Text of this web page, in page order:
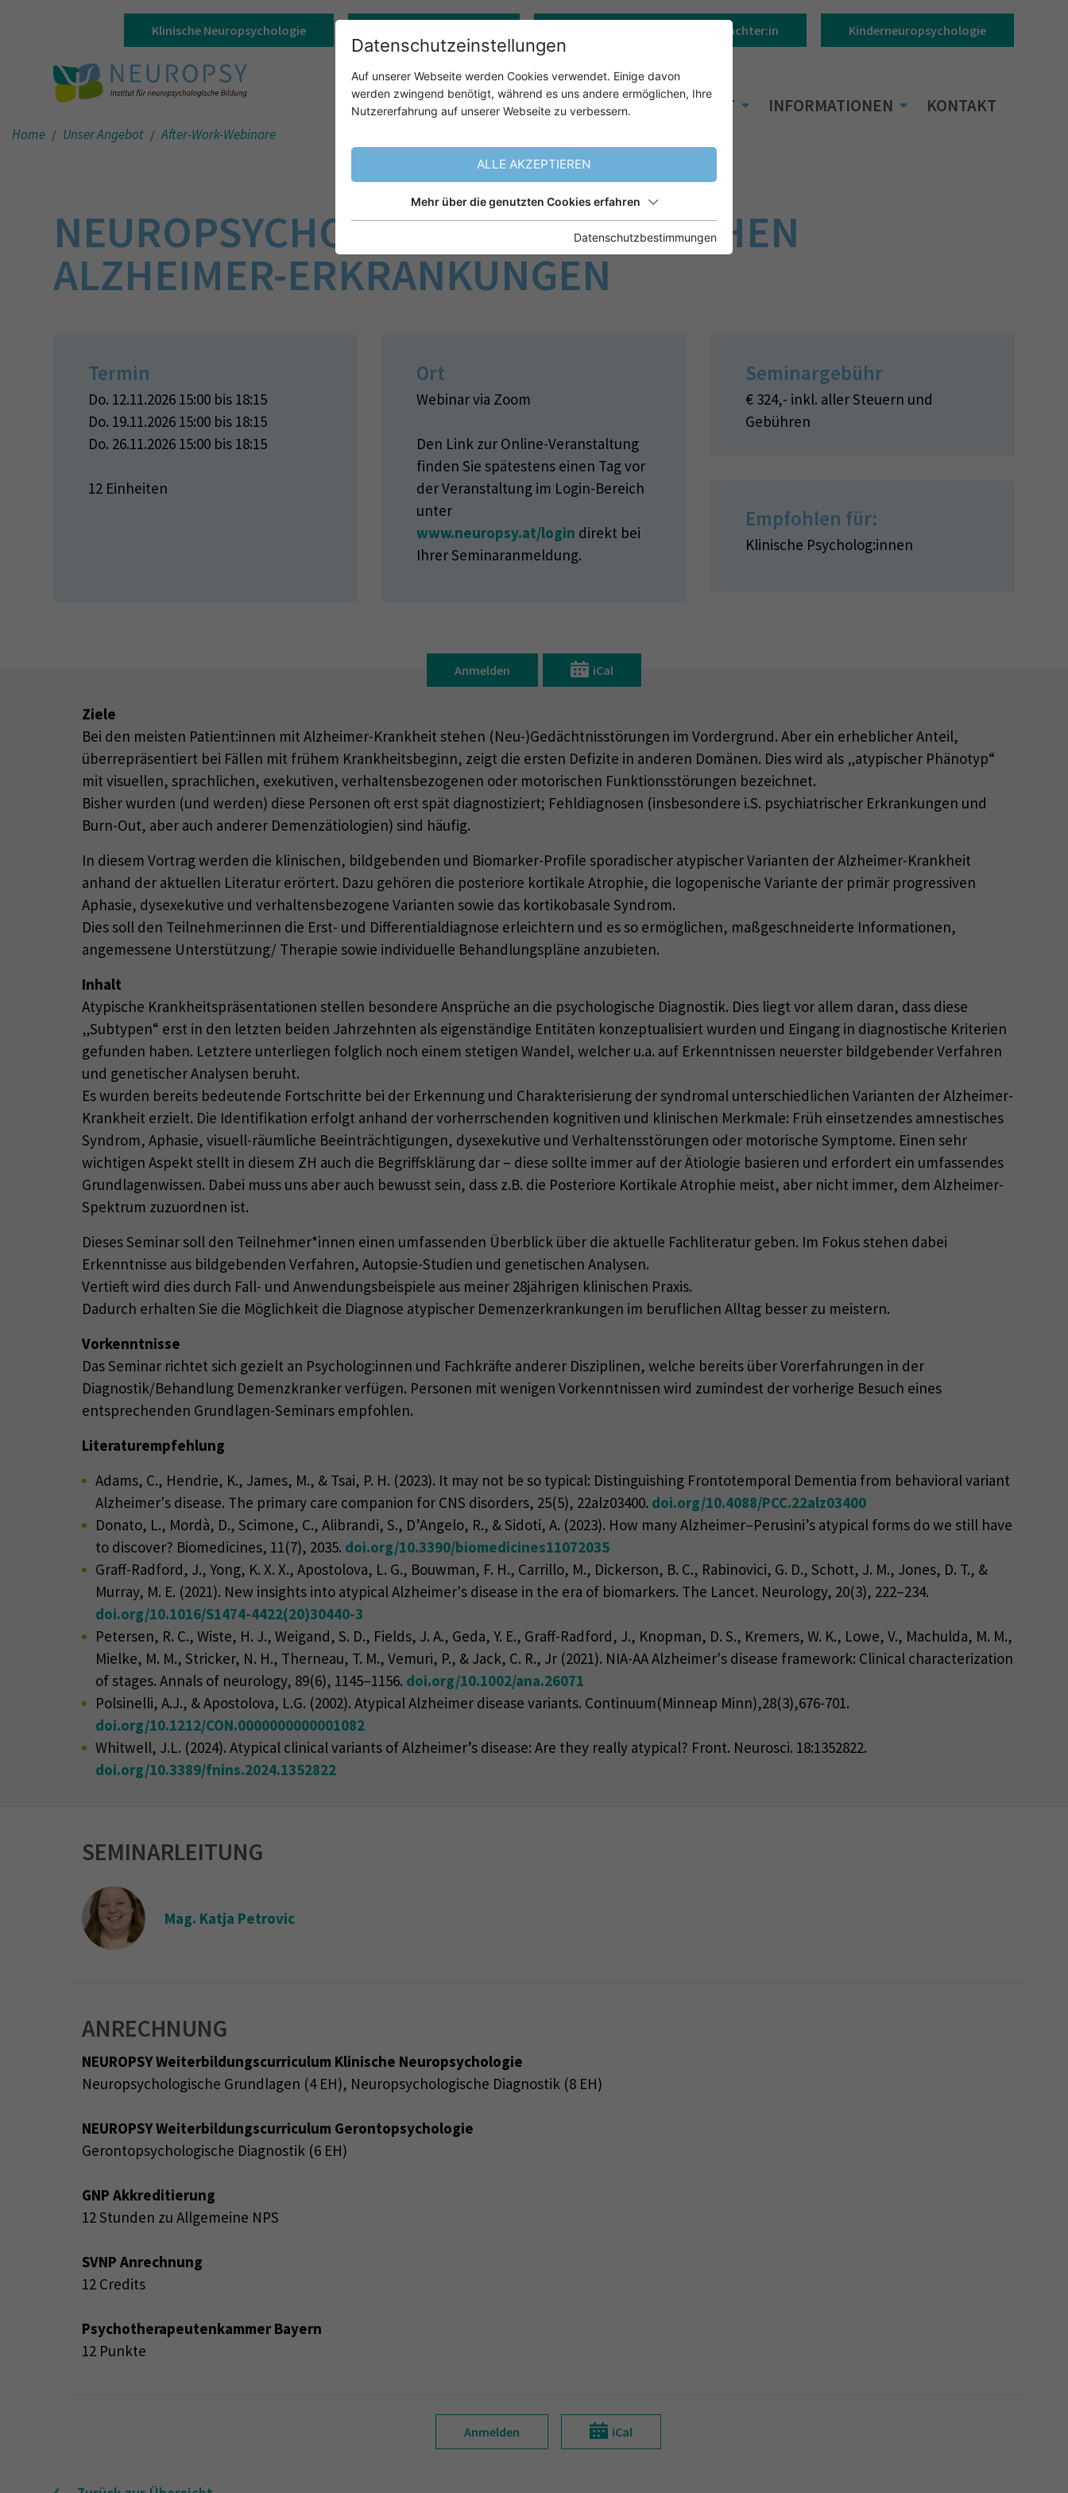
Home Unser Angebot After-Work-Webinare
NEUROPSYCHOLOGIE DER ATYPISCHEN
ALZHEIMER-ERKRANKUNGEN
Termin
Do. 12.11.2026 15:00 bis 18:15
Do. 19.11.2026 15:00 bis 18:15
Do. 26.11.2026 15:00 bis 18:15
12 Einheiten
Ort
Webinar via Zoom
Den Link zur Online-Veranstaltung
finden Sie spätestens einen Tag vor
der Veranstaltung im Login-Bereich
unter
www.neuropsy.at/login direkt bei
Ihrer Seminaranmeldung.
Seminargebühr
€ 324,- inkl. aller Steuern und
Gebühren
Empfohlen für:
Klinische Psycholog:innen
Anmelden iCal
Ziele
Bei den meisten Patient:innen mit Alzheimer-Krankheit stehen (Neu-)Gedächtnisstörungen im Vordergrund. Aber ein erheblicher Anteil,
überrepräsentiert bei Fällen mit frühem Krankheitsbeginn, zeigt die ersten Defizite in anderen Domänen. Dies wird als „atypischer Phänotyp“
mit visuellen, sprachlichen, exekutiven, verhaltensbezogenen oder motorischen Funktionsstörungen bezeichnet.
Bisher wurden (und werden) diese Personen oft erst spät diagnostiziert; Fehldiagnosen (insbesondere i.S. psychiatrischer Erkrankungen und
Burn-Out, aber auch anderer Demenzätiologien) sind häufig.
In diesem Vortrag werden die klinischen, bildgebenden und Biomarker-Profile sporadischer atypischer Varianten der Alzheimer-Krankheit
anhand der aktuellen Literatur erörtert. Dazu gehören die posteriore kortikale Atrophie, die logopenische Variante der primär progressiven
Aphasie, dysexekutive und verhaltensbezogene Varianten sowie das kortikobasale Syndrom.
Dies soll den Teilnehmer:innen die Erst- und Differentialdiagnose erleichtern und es so ermöglichen, maßgeschneiderte Informationen,
angemessene Unterstützung/ Therapie sowie individuelle Behandlungspläne anzubieten.
Inhalt
Atypische Krankheitspräsentationen stellen besondere Ansprüche an die psychologische Diagnostik. Dies liegt vor allem daran, dass diese
„Subtypen“ erst in den letzten beiden Jahrzehnten als eigenständige Entitäten konzeptualisiert wurden und Eingang in diagnostische Kriterien
gefunden haben. Letztere unterliegen folglich noch einem stetigen Wandel, welcher u.a. auf Erkenntnissen neuerster bildgebender Verfahren
und genetischer Analysen beruht.
Es wurden bereits bedeutende Fortschritte bei der Erkennung und Charakterisierung der syndromal unterschiedlichen Varianten der Alzheimer-
Krankheit erzielt. Die Identifikation erfolgt anhand der vorherrschenden kognitiven und klinischen Merkmale: Früh einsetzendes amnestisches
Syndrom, Aphasie, visuell-räumliche Beeinträchtigungen, dysexekutive und Verhaltensstörungen oder motorische Symptome. Einen sehr
wichtigen Aspekt stellt in diesem ZH auch die Begriffsklärung dar – diese sollte immer auf der Ätiologie basieren und erfordert ein umfassendes
Grundlagenwissen. Dabei muss uns aber auch bewusst sein, dass z.B. die Posteriore Kortikale Atrophie meist, aber nicht immer, dem Alzheimer-
Spektrum zuzuordnen ist.
Dieses Seminar soll den Teilnehmer*innen einen umfassenden Überblick über die aktuelle Fachliteratur geben. Im Fokus stehen dabei
Erkenntnisse aus bildgebenden Verfahren, Autopsie-Studien und genetischen Analysen.
Vertieft wird dies durch Fall- und Anwendungsbeispiele aus meiner 28jährigen klinischen Praxis.
Dadurch erhalten Sie die Möglichkeit die Diagnose atypischer Demenzerkrankungen im beruflichen Alltag besser zu meistern.
Vorkenntnisse
Das Seminar richtet sich gezielt an Psycholog:innen und Fachkräfte anderer Disziplinen, welche bereits über Vorerfahrungen in der
Diagnostik/Behandlung Demenzkranker verfügen. Personen mit wenigen Vorkenntnissen wird zumindest der vorherige Besuch eines
entsprechenden Grundlagen-Seminars empfohlen.
Literaturempfehlung
Adams, C., Hendrie, K., James, M., & Tsai, P. H. (2023). It may not be so typical: Distinguishing Frontotemporal Dementia from behavioral variant
Alzheimer's disease. The primary care companion for CNS disorders, 25(5), 22alz03400. doi.org/10.4088/PCC.22alz03400
Donato, L., Mordà, D., Scimone, C., Alibrandi, S., D’Angelo, R., & Sidoti, A. (2023). How many Alzheimer–Perusini’s atypical forms do we still have
to discover? Biomedicines, 11(7), 2035. doi.org/10.3390/biomedicines11072035
Graff-Radford, J., Yong, K. X. X., Apostolova, L. G., Bouwman, F. H., Carrillo, M., Dickerson, B. C., Rabinovici, G. D., Schott, J. M., Jones, D. T., &
Murray, M. E. (2021). New insights into atypical Alzheimer's disease in the era of biomarkers. The Lancet. Neurology, 20(3), 222–234.
doi.org/10.1016/S1474-4422(20)30440-3
Petersen, R. C., Wiste, H. J., Weigand, S. D., Fields, J. A., Geda, Y. E., Graff-Radford, J., Knopman, D. S., Kremers, W. K., Lowe, V., Machulda, M. M.,
Mielke, M. M., Stricker, N. H., Therneau, T. M., Vemuri, P., & Jack, C. R., Jr (2021). NIA-AA Alzheimer's disease framework: Clinical characterization
of stages. Annals of neurology, 89(6), 1145–1156. doi.org/10.1002/ana.26071
Polsinelli, A.J., & Apostolova, L.G. (2002). Atypical Alzheimer disease variants. Continuum(Minneap Minn),28(3),676-701.
doi.org/10.1212/CON.0000000000001082
Whitwell, J.L. (2024). Atypical clinical variants of Alzheimer’s disease: Are they really atypical? Front. Neurosci. 18:1352822.
doi.org/10.3389/fnins.2024.1352822
SEMINARLEITUNG
Mag. Katja Petrovic
ANRECHNUNG
NEUROPSY Weiterbildungscurriculum Klinische Neuropsychologie
Neuropsychologische Grundlagen (4 EH), Neuropsychologische Diagnostik (8 EH)
NEUROPSY Weiterbildungscurriculum Gerontopsychologie
Gerontopsychologische Diagnostik (6 EH)
GNP Akkreditierung
12 Stunden zu Allgemeine NPS
SVNP Anrechnung
12 Credits
Psychotherapeutenkammer Bayern
12 Punkte
Anmelden iCal
Datenschutzeinstellungen
Auf unserer Webseite werden Cookies verwendet. Einige davon
werden zwingend benötigt, während es uns andere ermöglichen, Ihre
Nutzererfahrung auf unserer Webseite zu verbessern.
ALLE AKZEPTIEREN
Mehr über die genutzten Cookies erfahren
Datenschutzbestimmungen
Klinische Neuropsychologie Klinisch-psychologische:r Gutachter:in Kinderneuropsychologie
ÜBER UNS UNSER ANGEBOT INFORMATIONEN KONTAKT